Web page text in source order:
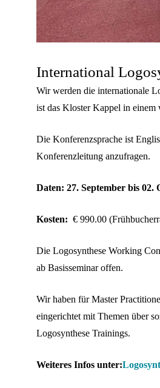
International
Wir werden die internationale
ist das Kloster Kappel in einem
Die Konferenzsprache ist
Konferenzleitung anzufragen.
Daten: 27. September bis 02.
Kosten: € 990.00
Die Logosynthese Working
ab Basisseminar offen.
Wir haben für Master
eingerichtet mit Themen über
Logosynthese Trainings.
Weiteres Infos unter: